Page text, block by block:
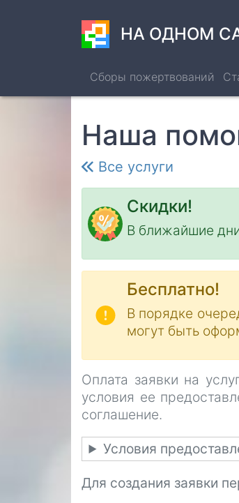
НА ОДНОМ
Сборы пожертвований
Наша
Все услуги
Скидки!
В ближайшие
Бесплатно!
В порядке
могут быть
Оплата заявки на
условия ее
соглашение.
Условия
Для создания заявки